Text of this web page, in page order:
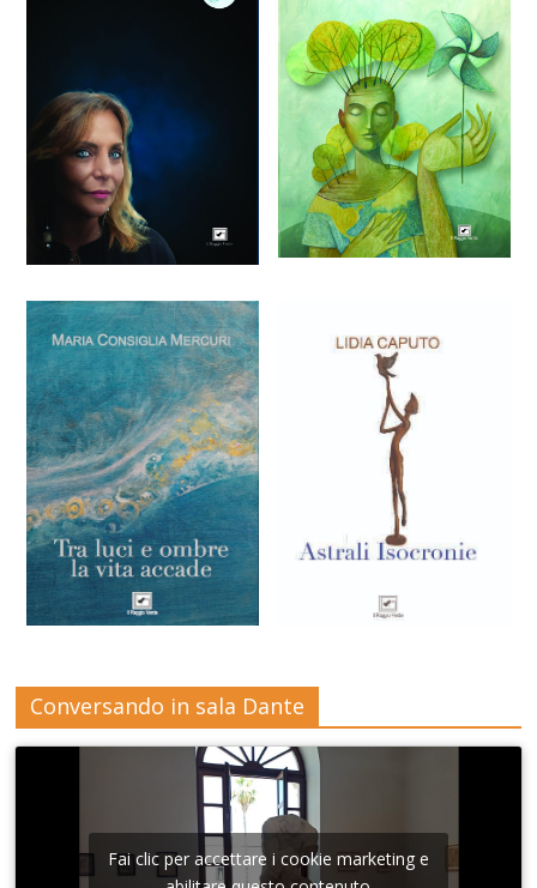
Conversando in sala Dante
Fai clic per accettare i cookie marketing e